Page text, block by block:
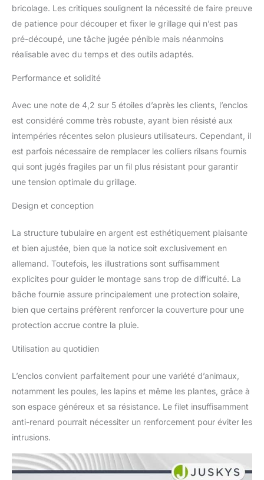
avec clous au sol ; bâche
de pluie avec œillets
pouvant être fixée de
manière flexible au
accessible grâce à une
porte intégrée ; verrou
intégré pour une
ouverture et une
fermeture sûres ;
position debout
un plafond de 200 cm de
faciles
Livraison
complète : 1 x enclos
pour animaux
domestiques ; 1 x
rouleau de clôture ; 1 x
bâche de toit en PE ; 1 x
porte avec verrou ; 1 x
instructions
bricolage. Les critiques soulignent la nécessité de faire preuve
de patience pour découper et fixer le grillage qui n’est pas
pré-découpé, une tâche jugée pénible mais néanmoins
réalisable avec du temps et des outils adaptés.
Performance et solidité
Avec une note de 4,2 sur 5 étoiles d’après les clients, l’enclos
est considéré comme très robuste, ayant bien résisté aux
intempéries récentes selon plusieurs utilisateurs. Cependant, il
est parfois nécessaire de remplacer les colliers rilsans fournis
qui sont jugés fragiles par un fil plus résistant pour garantir
une tension optimale du grillage.
Design et conception
La structure tubulaire en argent est esthétiquement plaisante
et bien ajustée, bien que la notice soit exclusivement en
allemand. Toutefois, les illustrations sont suffisamment
explicites pour guider le montage sans trop de difficulté. La
bâche fournie assure principalement une protection solaire,
bien que certains préfèrent renforcer la couverture pour une
protection accrue contre la pluie.
Utilisation au quotidien
L’enclos convient parfaitement pour une variété d’animaux,
notamment les poules, les lapins et même les plantes, grâce à
son espace généreux et sa résistance. Le filet insuffisamment
anti-renard pourrait nécessiter un renforcement pour éviter les
intrusions.